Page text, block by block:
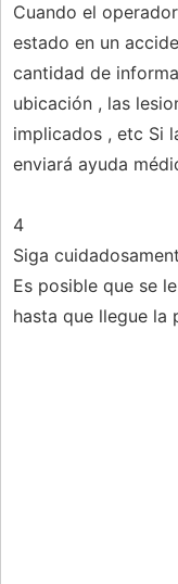
Cuando el
estado en un
cantidad de
ubicación , las
implicados , etc Si
enviará ayuda
4
Siga
Es posible que se
hasta que llegue la